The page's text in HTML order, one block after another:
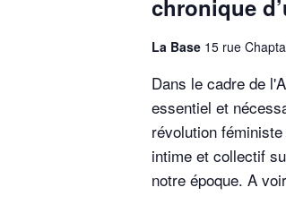
chronique
La Base 15 rue
Dans le cadre de
essentiel et
révolution
intime et collectif
notre époque. A